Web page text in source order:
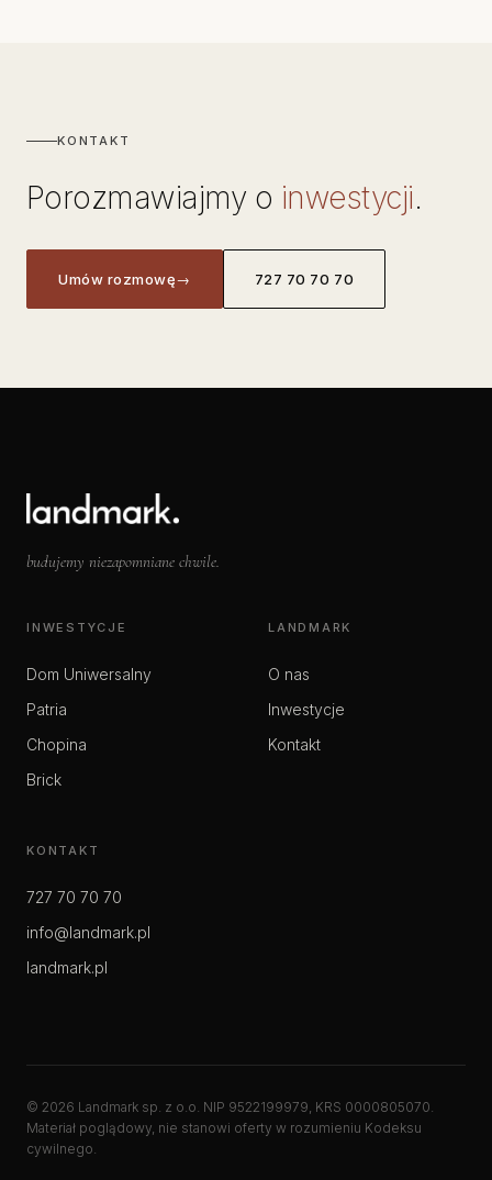
KONTAKT
Porozmawiajmy o inwestycji.
Umów rozmowę→ 727 70 70 70
budujemy niezapomniane chwile.
INWESTYCJE
Dom Uniwersalny
Patria
Chopina
Brick
LANDMARK
O nas
Inwestycje
Kontakt
KONTAKT
727 70 70 70
info@landmark.pl
landmark.pl
© 2026 Landmark sp. z o.o. NIP 9522199979, KRS 0000805070.
Materiał poglądowy, nie stanowi oferty w rozumieniu Kodeksu
cywilnego.